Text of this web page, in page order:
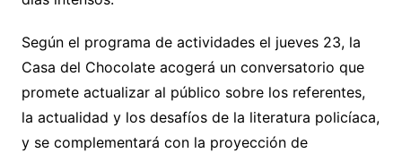
Según el programa de actividades el jueves 23, la
Casa del Chocolate acogerá un conversatorio que
promete actualizar al público sobre los referentes,
la actualidad y los desafíos de la literatura policíaca,
y se complementará con la proyección de